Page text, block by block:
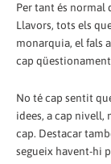
Per tant és normal
Llavors, tots els
monarquia, el fals
cap
No té cap sentit
idees, a cap nivell,
cap. Destacar
segueix havent-hi